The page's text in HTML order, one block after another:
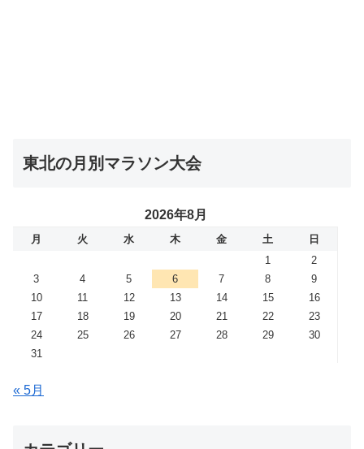
東北の月別マラソン大会
2026年8月
月 火 水 木 金 土
日
1
2
3
4 5 6 7 8
9
10
11 12 13 14 15
16
17
18 19 20 21 22
23
24
25 26 27 28 29
30
31
« 5月